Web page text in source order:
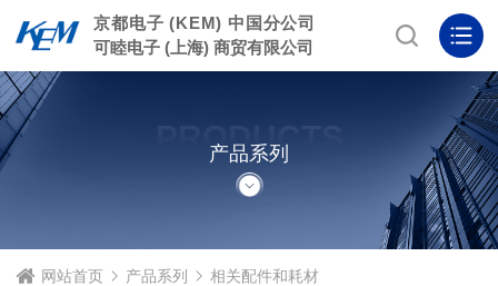
京都电子 (KEM) 中国分公司
可睦电子 (上海) 商贸有限公司
PRODUCTS
产品系列
网站首页 产品系列 相关配件和耗材